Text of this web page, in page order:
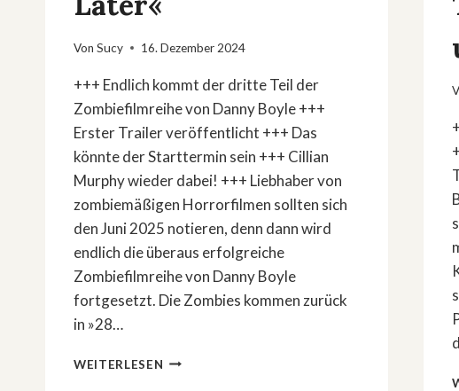
Von Sucy 16. Dezember 2024
+++ Endlich kommt der dritte Teil der
Zombiefilmreihe von Danny Boyle +++
Erster Trailer veröffentlicht +++ Das
könnte der Starttermin sein +++ Cillian
Murphy wieder dabei! +++ Liebhaber von
zombiemäßigen Horrorfilmen sollten sich
den Juni 2025 notieren, denn dann wird
endlich die überaus erfolgreiche
Zombiefilmreihe von Danny Boyle
fortgesetzt. Die Zombies kommen zurück
in »28…
WEITERLESEN DIE